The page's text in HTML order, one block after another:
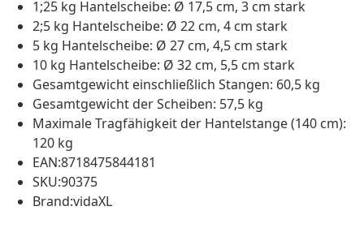
1;25 kg Hantelscheibe: Ø 17,5 cm, 3 cm stark
2;5 kg Hantelscheibe: Ø 22 cm, 4 cm stark
5 kg Hantelscheibe: Ø 27 cm, 4,5 cm stark
10 kg Hantelscheibe: Ø 32 cm, 5,5 cm stark
Gesamtgewicht einschließlich Stangen: 60,5 kg
Gesamtgewicht der Scheiben: 57,5 kg
Maximale Tragfähigkeit der Hantelstange (140 cm):
120 kg
EAN:8718475844181
SKU:90375
Brand:vidaXL